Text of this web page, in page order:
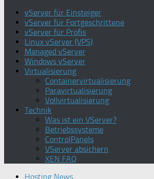
vServer für Einsteiger
vServer für Fortgeschrittene
vServer für Profis
Linux vServer (VPS)
Managed vServer
Windows vServer
Virtualisierung
Containervirtualisierung
Paravirtualisierung
Vollvirtualisierung
Technik
Was ist ein VServer?
Betriebssysteme
ControlPanels
VServer absichern
XEN FAQ
Hosting News